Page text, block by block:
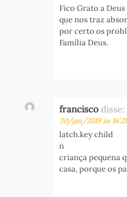
Fico Grato a
que nos traz
por certo os
Família Deus.
francisco disse:
30/jan/2019 às 16:21
latch.key child
n
criança pequena
casa, porque os